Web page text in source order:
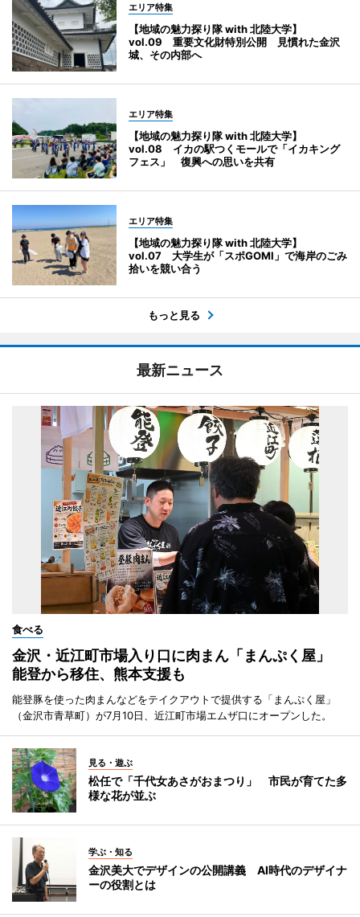
エリア特集
【地域の魅力探り隊 with 北陸大学】
vol.09 重要文化財特別公開 見慣れた金沢
城、その内部へ
エリア特集
【地域の魅力探り隊 with 北陸大学】
vol.08 イカの駅つくモールで「イカキング
フェス」 復興への思いを共有
エリア特集
【地域の魅力探り隊 with 北陸大学】
vol.07 大学生が「スポGOMI」で海岸のごみ
拾いを競い合う
もっと見る
最新ニュース
食べる
金沢・近江町市場入り口に肉まん「まんぷく屋」
能登から移住、熊本支援も
能登豚を使った肉まんなどをテイクアウトで提供する「まんぷく屋」
（金沢市青草町）が7月10日、近江町市場エムザ口にオープンした。
見る・遊ぶ
松任で「千代女あさがおまつり」 市民が育てた多
様な花が並ぶ
学ぶ・知る
金沢美大でデザインの公開講義 AI時代のデザイナ
ーの役割とは